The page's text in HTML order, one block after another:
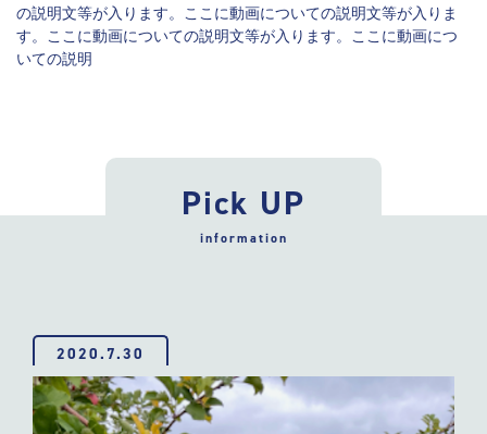
の説明文等が入ります。ここに動画についての説明文等が入りま
す。ここに動画についての説明文等が入ります。ここに動画につ
いての説明
Pick UP
information
2020.7.30